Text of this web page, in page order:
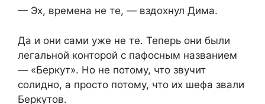
— Эх, времена не те, — вздохнул Дима.
Да и они сами уже не те. Теперь они были
легальной конторой с пафосным названием
— «Беркут». Но не потому, что звучит
солидно, а просто потому, что их шефа звали
Беркутов.